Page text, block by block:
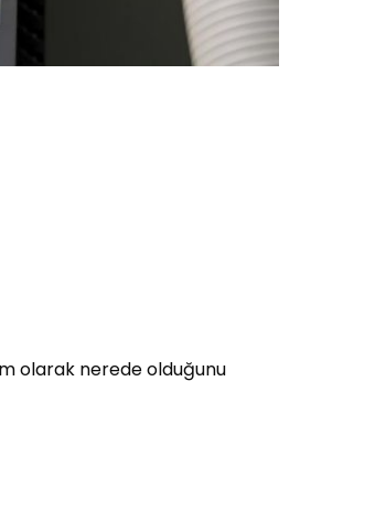
olarak nerede olduğunu